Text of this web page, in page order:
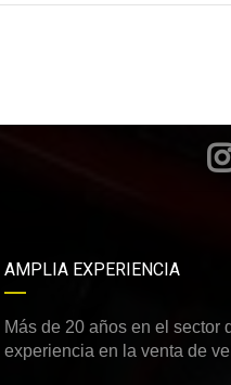
AMPLIA EXPERIENCIA
Más de 20 años en el sector
experiencia en la venta de